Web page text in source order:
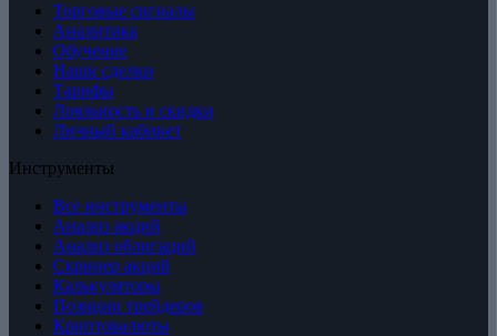
Торговые сигналы
Аналитика
Обучение
Наши сделки
Тарифы
Лояльность и скидки
Личный кабинет
Инструменты
Все инструменты
Анализ акций
Анализ облигаций
Скринер акций
Калькуляторы
Позиции трейдеров
Криптовалюты